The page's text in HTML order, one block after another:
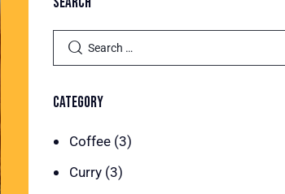
CATEGORY
Coffee(3)
Curry(3)